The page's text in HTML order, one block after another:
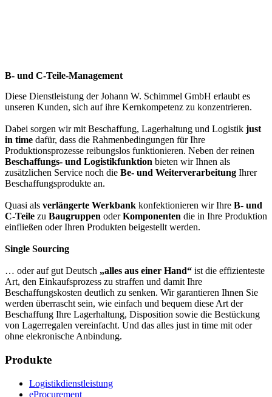
B- und C-Teile-Management
Diese Dienstleistung der Johann W. Schimmel GmbH erlaubt es
unseren Kunden, sich auf ihre Kernkompetenz zu konzentrieren.
Dabei sorgen wir mit Beschaffung, Lagerhaltung und Logistik just
in time dafür, dass die Rahmenbedingungen für Ihre
Produktionsprozesse reibungslos funktionieren. Neben der reinen
Beschaffungs- und Logistikfunktion bieten wir Ihnen als
zusätzlichen Service noch die Be- und Weiterverarbeitung Ihrer
Beschaffungsprodukte an.
Quasi als verlängerte Werkbank konfektionieren wir Ihre B- und
C-Teile zu Baugruppen oderKomponenten die in Ihre Produktion
einfließen oder Ihren Produkten beigestellt werden.
Single Sourcing
… oder auf gut Deutsch „alles aus einer Hand“ ist die effizienteste
Art, den Einkaufsprozess zu straffen und damit Ihre
Beschaffungskosten deutlich zu senken. Wir garantieren Ihnen Sie
werden überrascht sein, wie einfach und bequem diese Art der
Beschaffung Ihre Lagerhaltung, Disposition sowie die Bestückung
von Lagerregalen vereinfacht. Und das alles just in time mit oder
ohne elekronische Anbindung.
Produkte
Logistikdienstleistung
eProcurement